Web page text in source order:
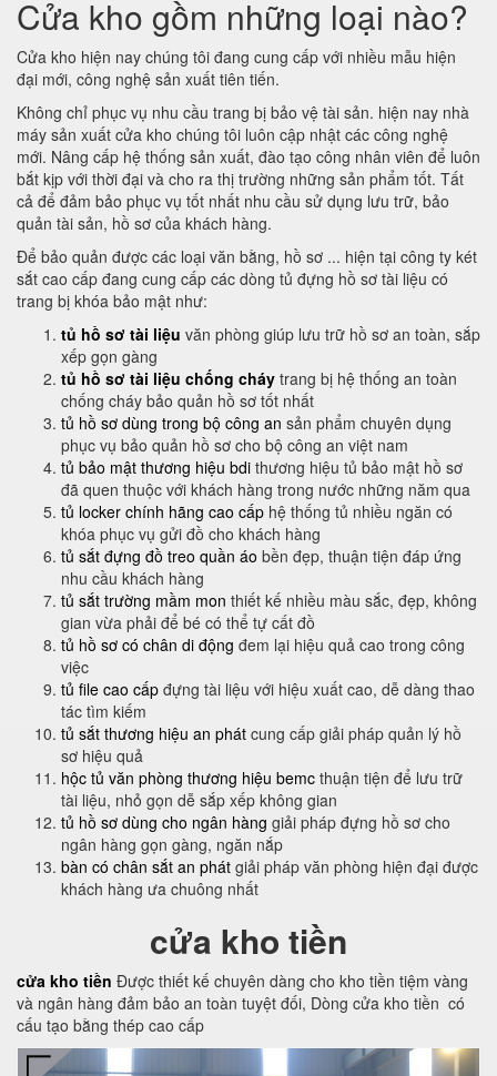
Cửa kho gồm những loại nào?
Cửa kho hiện nay chúng tôi đang cung cấp với nhiều mẫu hiện
đại mới, công nghệ sản xuất tiên tiến.
Không chỉ phục vụ nhu cầu trang bị bảo vệ tài sản. hiện nay nhà
máy sản xuất cửa kho chúng tôi luôn cập nhật các công nghệ
mới. Nâng cấp hệ thống sản xuất, đào tạo công nhân viên để luôn
bắt kịp với thời đại và cho ra thị trường những sản phẩm tốt. Tất
cả để đảm bảo phục vụ tốt nhất nhu cầu sử dụng lưu trữ, bảo
quản tài sản, hồ sơ của khách hàng.
Để bảo quản được các loại văn bằng, hồ sơ ... hiện tại công ty két
sắt cao cấp đang cung cấp các dòng tủ đựng hồ sơ tài liệu có
trang bị khóa bảo mật như:
tủ hồ sơ tài liệu văn phòng giúp lưu trữ hồ sơ an toàn, sắp
xếp gọn gàng
tủ hồ sơ tài liệu chống cháy trang bị hệ thống an toàn
chống cháy bảo quản hồ sơ tốt nhất
tủ hồ sơ dùng trong bộ công an sản phẩm chuyên dụng
phục vụ bảo quản hồ sơ cho bộ công an việt nam
tủ bảo mật thương hiệu bdi thương hiệu tủ bảo mật hồ sơ
đã quen thuộc với khách hàng trong nước những năm qua
tủ locker chính hãng cao cấp hệ thống tủ nhiều ngăn có
khóa phục vụ gửi đồ cho khách hàng
tủ sắt đựng đồ treo quần áo bền đẹp, thuận tiện đáp ứng
nhu cầu khách hàng
tủ sắt trường mầm mon thiết kế nhiều màu sắc, đẹp, không
gian vừa phải để bé có thể tự cất đồ
tủ hồ sơ có chân di động đem lại hiệu quả cao trong công
việc
tủ file cao cấp đựng tài liệu với hiệu xuất cao, dễ dàng thao
tác tìm kiếm
tủ sắt thương hiệu an phát cung cấp giải pháp quản lý hồ
sơ hiệu quả
hộc tủ văn phòng thương hiệu bemc thuận tiện để lưu trữ
tài liệu, nhỏ gọn dễ sắp xếp không gian
tủ hồ sơ dùng cho ngân hàng giải pháp đựng hồ sơ cho
ngân hàng gọn gàng, ngăn nắp
bàn có chân sắt an phát giải pháp văn phòng hiện đại được
khách hàng ưa chuông nhất
cửa kho tiền
cửa kho tiền Được thiết kế chuyên dàng cho kho tiền tiệm vàng
và ngân hàng đảm bảo an toàn tuyệt đối, Dòng cửa kho tiền có
cấu tạo bằng thép cao cấp